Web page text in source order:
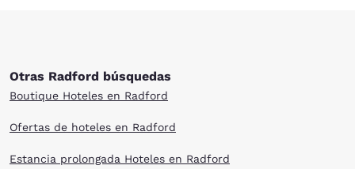
Otras Radford búsquedas
Boutique Hoteles en Radford
Ofertas de hoteles en Radford
Estancia prolongada Hoteles en Radford